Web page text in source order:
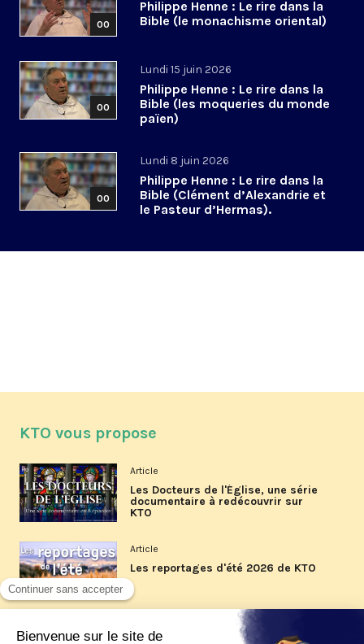
00
Philippe Henne : Le rire dans la
Bible (le monachisme oriental)
00
Lundi 15 juin 2026
Philippe Henne : Le rire dans la
Bible (les moqueries du monde
païen)
00
Lundi 8 juin 2026
Philippe Henne : Le rire dans la
Bible (Clément d’Alexandrie et
le Pasteur d’Hermas).
KTO vous propose
Article
Les Docteurs de l'Église, une série
documentaire à redécouvrir sur
KTO
Article
Les reportages d'été 2026 de KTO